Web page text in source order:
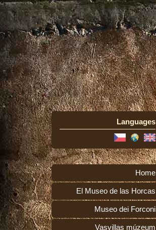
Languages
Home
El Museo de las Horcas
Museo dei Forconi
Vasvillas múzeum